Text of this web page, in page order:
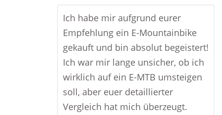
Ich habe mir aufgrund eurer
Empfehlung ein E-Mountainbike
gekauft und bin absolut begeistert!
Ich war mir lange unsicher, ob ich
wirklich auf ein E-MTB umsteigen
soll, aber euer detaillierter
Vergleich hat mich überzeugt.